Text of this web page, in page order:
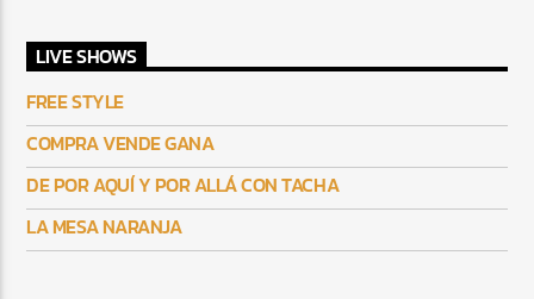
LIVE SHOWS
FREE STYLE
COMPRA VENDE GANA
DE POR AQUÍ Y POR ALLÁ CON TACHA
LA MESA NARANJA